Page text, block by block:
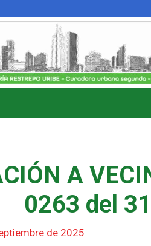
A
0263 del
de 2025